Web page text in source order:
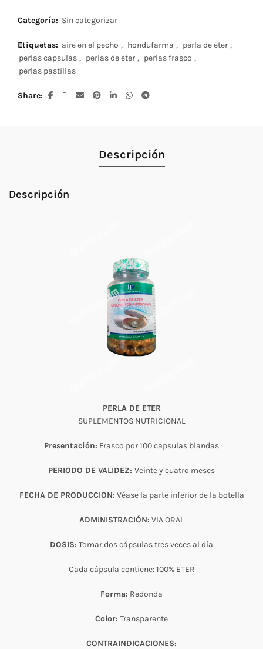
Categoría: Sin categorizar
Etiquetas: aire en el pecho , hondufarma , perla de eter ,
perlas capsulas , perlas de eter , perlas frasco ,
perlas pastillas
Share
Descripción
Descripción
PERLA DE ETER
SUPLEMENTOS NUTRICIONAL
Presentación: Frasco por 100 capsulas blandas
PERIODO DE VALIDEZ: Veinte y cuatro meses
FECHA DE PRODUCCION: Véase la parte inferior de la botella
ADMINISTRACIÓN: VIA ORAL
DOSIS: Tomar dos cápsulas tres veces al día
Cada cápsula contiene: 100% ETER
Forma: Redonda
Color: Transparente
CONTRAINDICACIONES: